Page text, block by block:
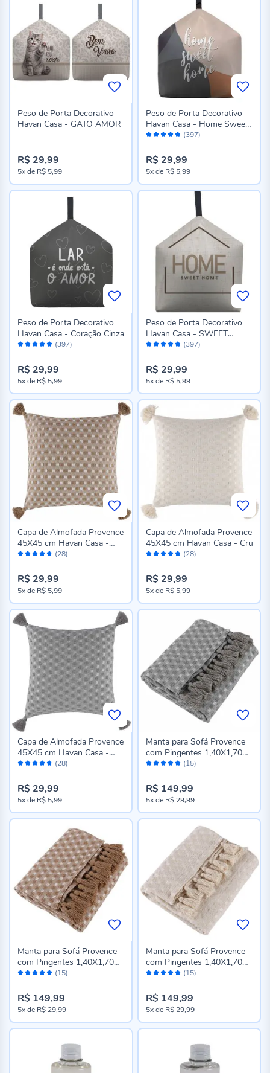
Peso de Porta Decorativo
Havan Casa - GATO AMOR
R$ 29,99
5xde R$ 5,99
Avaliação: (397)
Peso de Porta Decorativo
Havan Casa - Home Sweet
Home
R$ 29,99
5xde R$ 5,99
Avaliação: (397)
Peso de Porta Decorativo
Havan Casa - Coração Cinza
R$ 29,99
5xde R$ 5,99
Avaliação: (397)
Peso de Porta Decorativo
Havan Casa - SWEET
HOME MARROM
R$ 29,99
5xde R$ 5,99
Avaliação: (28)
Capa de Almofada Provence
45X45 cm Havan Casa -
Nude
R$ 29,99
5xde R$ 5,99
Avaliação: (28)
Capa de Almofada Provence
45X45 cm Havan Casa - Cru
R$ 29,99
5xde R$ 5,99
Avaliação: (28)
Capa de Almofada Provence
45X45 cm Havan Casa -
Cinza
R$ 29,99
5xde R$ 5,99
Avaliação: (15)
Manta para Sofá Provence
com Pingentes 1,40X1,70M
Havan Casa - Cinza
R$ 149,99
5xde R$ 29,99
Avaliação: (15)
Manta para Sofá Provence
com Pingentes 1,40X1,70M
Havan Casa - Nude
R$ 149,99
5xde R$ 29,99
Avaliação: (15)
Manta para Sofá Provence
com Pingentes 1,40X1,70M
Havan Casa - Cru
R$ 149,99
5xde R$ 29,99